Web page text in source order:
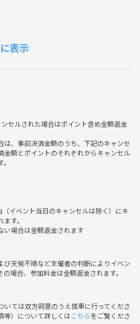
せてその場でエクササイズメニュ
けないということは一切ありませ
1人1人に合った方法を
め
ことができます✨
ます。
加人数とは異なりますので、ご了
表示
セルされた場合はポイント含め全額返金
は、事前決済金額のうち、下記のキャンセ
金額とポイントのそれぞれからキャンセル
イベント当日のキャンセルは除く）にキ
す。
い場合は全額返金されます
天候不順など主催者の判断によりイベン
場合、参加料金は全額返金されます。
いては双方同意のうえ慎重に行ってくださ
等）について詳しくはこちらをご覧くださ